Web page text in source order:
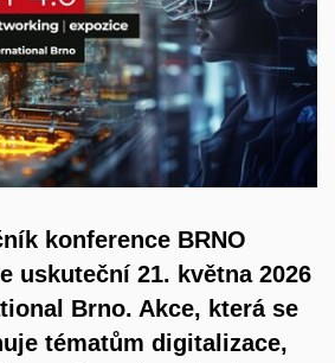
konference BRNO
uskuteční 21. května 2026
Brno. Akce, která se
tématům digitalizace,